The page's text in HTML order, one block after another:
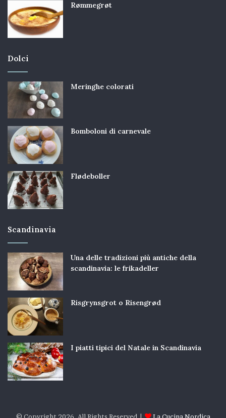
Rømmegrøt
Dolci
Meringhe colorati
Bomboloni di carnevale
Flødeboller
Scandinavia
Una delle tradizioni più antiche della
scandinavia: le frikadeller
Risgrynsgrot o Risengrød
I piatti tipici del Natale in Scandinavia
© Copyright 2026, All Rights Reserved | La Cucina Nordica